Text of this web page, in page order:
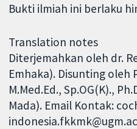
Bukti ilmiah ini berlaku
Translation notes
Diterjemahkan oleh dr.
Emhaka). Disunting oleh
M.Med.Ed., Sp.OG(K).,
Mada). Email Kontak: